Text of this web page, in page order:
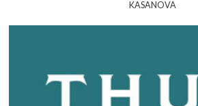
KASANOVA